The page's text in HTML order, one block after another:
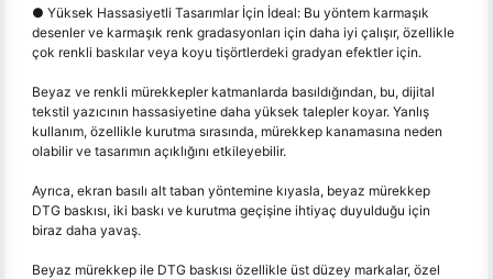
● Yüksek Hassasiyetli Tasarımlar İçin İdeal: Bu yöntem karmaşık
desenler ve karmaşık renk gradasyonları için daha iyi çalışır, özellikle
çok renkli baskılar veya koyu tişörtlerdeki gradyan efektler için.
Beyaz ve renkli mürekkepler katmanlarda basıldığından, bu, dijital
tekstil yazıcının hassasiyetine daha yüksek talepler koyar. Yanlış
kullanım, özellikle kurutma sırasında, mürekkep kanamasına neden
olabilir ve tasarımın açıklığını etkileyebilir.
Ayrıca, ekran basılı alt taban yöntemine kıyasla, beyaz mürekkep
DTG baskısı, iki baskı ve kurutma geçişine ihtiyaç duyulduğu için
biraz daha yavaş.
Beyaz mürekkep ile DTG baskısı özellikle üst düzey markalar, özel